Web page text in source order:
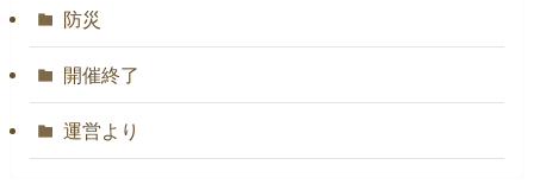
防災
開催終了
運営より